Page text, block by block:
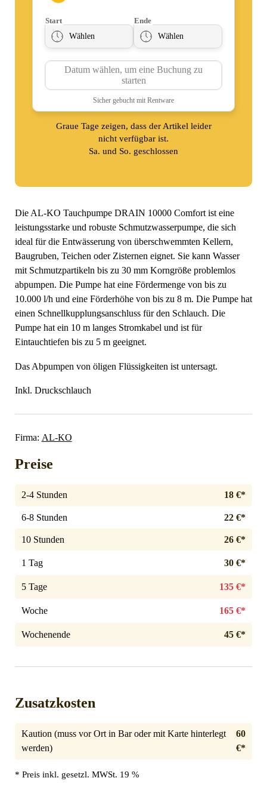
Graue Tage zeigen, dass der Artikel leider
nicht verfügbar ist.
Sa. und So. geschlossen
Die AL-KO Tauchpumpe DRAIN 10000 Comfort ist eine
leistungsstarke und robuste Schmutzwasserpumpe, die sich
ideal für die Entwässerung von überschwemmten Kellern,
Baugruben, Teichen oder Zisternen eignet. Sie kann Wasser
mit Schmutzpartikeln bis zu 30 mm Korngröße problemlos
abpumpen. Die Pumpe hat eine Fördermenge von bis zu
10.000 l/h und eine Förderhöhe von bis zu 8 m. Die Pumpe hat
einen Schnellkupplungsanschluss für den Schlauch. Die
Pumpe hat ein 10 m langes Stromkabel und ist für
Eintauchtiefen bis zu 5 m geeignet.
Das Abpumpen von öligen Flüssigkeiten ist untersagt.
Inkl. Druckschlauch
Firma: AL-KO
Preise
2-4 Stunden 18 €*
6-8 Stunden 22 €*
10 Stunden 26 €*
1 Tag 30 €*
5 Tage 135 €*
Woche 165 €*
Wochenende 45 €*
Zusatzkosten
Kaution (muss vor Ort in Bar oder mit Karte hinterlegt
werden)
60
€*
* Preis inkl. gesetzl. MWSt. 19 %